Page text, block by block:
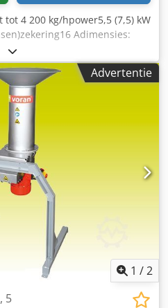
tot 4 200 kg/hpower5,5 (7,5) kW
Adimensies:
hoogte1 440 mm insteek-
mm gewicht70
ontladingshoogte470
en
standaard, 9 mm
Aanjha
Advertentie
1 /2
5